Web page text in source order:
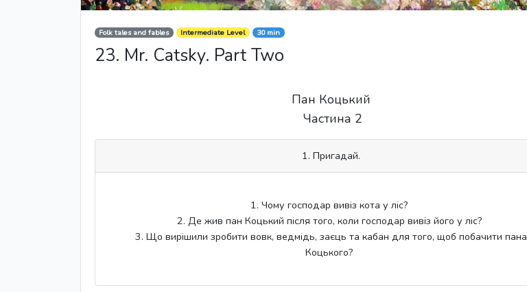
Folk tales and fables Intermediate Level 30 min
23. Mr. Catsky. Part Two
Пан Коцький
Частина 2
1. Пригадай.
1. Чому господар вивіз кота у ліс?
2. Де жив пан Коцький після того, коли господар вивіз його у ліс?
3. Що вирішили зробити вовк, ведмідь, заєць та кабан для того, щоб побачити пана
Коцького?